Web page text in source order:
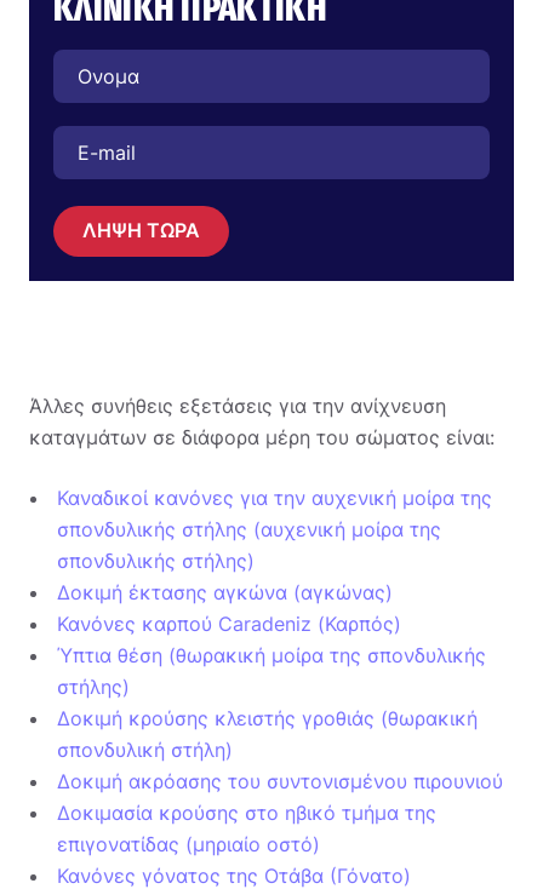
ΛΗΨΗ ΤΩΡΑ
Άλλες συνήθεις εξετάσεις για την ανίχνευση
καταγμάτων σε διάφορα μέρη του σώματος είναι:
Καναδικοί κανόνες για την αυχενική μοίρα της
σπονδυλικής στήλης (αυχενική μοίρα της
σπονδυλικής στήλης)
Δοκιμή έκτασης αγκώνα (αγκώνας)
Κανόνες καρπού Caradeniz (Καρπός)
Ύπτια θέση (θωρακική μοίρα της σπονδυλικής
στήλης)
Δοκιμή κρούσης κλειστής γροθιάς (θωρακική
σπονδυλική στήλη)
Δοκιμή ακρόασης του συντονισμένου πιρουνιού
Δοκιμασία κρούσης στο ηβικό τμήμα της
επιγονατίδας (μηριαίο οστό)
Κανόνες γόνατος της Οτάβα (Γόνατο)